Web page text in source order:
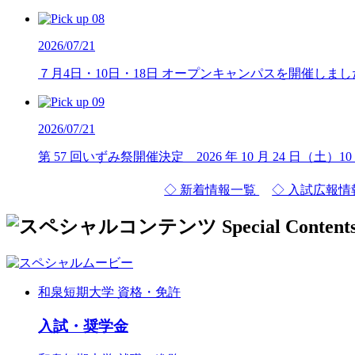
2026/07/21
７月4日・10日・18日 オープンキャンパスを開催しまし
2026/07/21
第 57 回いずみ祭開催決定 2026 年 10 月 24 日（土）
◇ 新着情報一覧 ◇ 入試広報情
和泉短期大学 資格・免許
入試・奨学金